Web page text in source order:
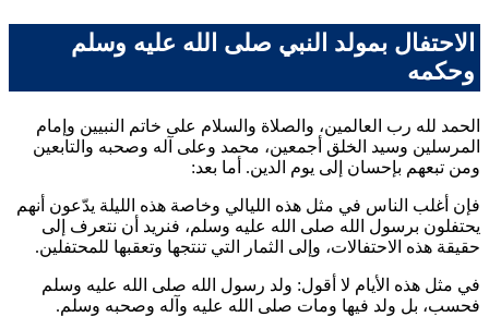
الاحتفال بمولد النبي صلى الله عليه وسلم
وحكمه
الحمد لله رب العالمين، والصلاة والسلام على خاتم النبيين وإمام
المرسلين وسيد الخلق أجمعين، محمد وعلى آله وصحبه والتابعين
ومن تبعهم بإحسان إلى يوم الدين. أما بعد:
فإن أغلب الناس في مثل هذه الليالي وخاصة هذه الليلة يدّعون أنهم
يحتفلون برسول الله صلى الله عليه وسلم، فنريد أن نتعرف إلى
حقيقة هذه الاحتفالات، وإلى الثمار التي تنتجها وتعقبها للمحتفلين.
في مثل هذه الأيام لا أقول: ولد رسول الله صلى الله عليه وسلم
فحسب، بل ولد فيها ومات صلى الله عليه وآله وصحبه وسلم.